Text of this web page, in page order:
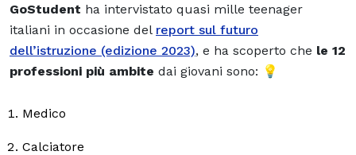
GoStudent ha intervistato quasi mille teenager
italiani in occasione del report sul futuro
dell’istruzione (edizione 2023), e ha scoperto che le 12
professioni più ambite dai giovani sono: 💡
Medico
Calciatore